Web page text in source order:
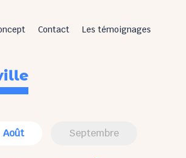
Contact Les témoignages
Août Septembre